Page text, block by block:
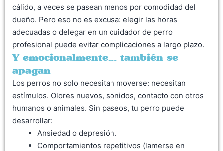
cálido, a veces se pasean menos por comodidad del
dueño. Pero eso no es excusa: elegir las horas
adecuadas o delegar en un cuidador de perro
profesional puede evitar complicaciones a largo plazo.
Y emocionalmente… también se
apagan
Los perros no solo necesitan moverse: necesitan
estímulos. Olores nuevos, sonidos, contacto con otros
humanos o animales. Sin paseos, tu perro puede
desarrollar:
Ansiedad o depresión.
Comportamientos repetitivos (lamerse en